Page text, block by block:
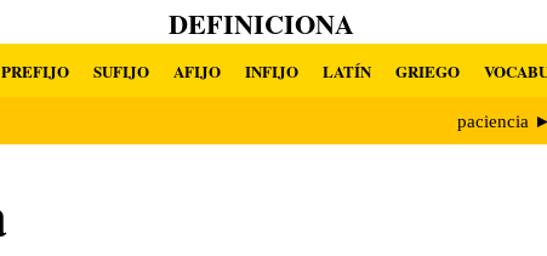
DEFINICIONA
PREFIJO SUFIJO AFIJO INFIJO LATÍN GRIEGO
paciencia ►